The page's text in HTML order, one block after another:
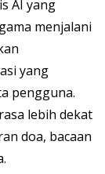
AI yang
menjalani
yang
pengguna.
lebih dekat
doa, bacaan